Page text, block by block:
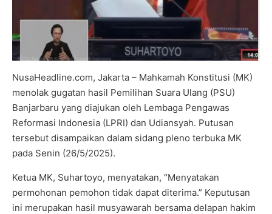
NusaHeadline.com, Jakarta – Mahkamah Konstitusi (MK)
menolak gugatan hasil Pemilihan Suara Ulang (PSU)
Banjarbaru yang diajukan oleh Lembaga Pengawas
Reformasi Indonesia (LPRI) dan Udiansyah. Putusan
tersebut disampaikan dalam sidang pleno terbuka MK
pada Senin (26/5/2025).
Ketua MK, Suhartoyo, menyatakan, “Menyatakan
permohonan pemohon tidak dapat diterima.” Keputusan
ini merupakan hasil musyawarah bersama delapan hakim